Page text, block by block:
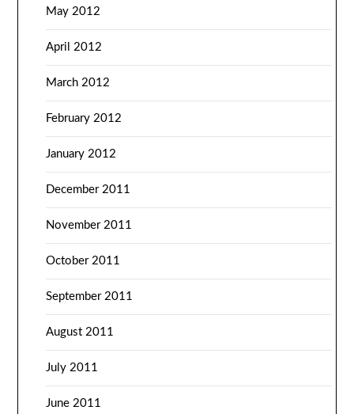
May 2012
April 2012
March 2012
February 2012
January 2012
December 2011
November 2011
October 2011
September 2011
August 2011
July 2011
June 2011